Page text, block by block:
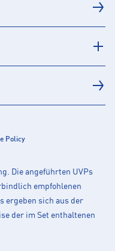
Policy
Die angeführten UVPs
empfohlenen
ergeben sich aus der
der im Set enthaltenen